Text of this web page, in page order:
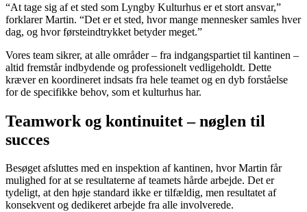
“At tage sig af et sted som Lyngby Kulturhus er et stort ansvar,”
forklarer Martin. “Det er et sted, hvor mange mennesker samles hver
dag, og hvor førsteindtrykket betyder meget.”
Vores team sikrer, at alle områder – fra indgangspartiet til kantinen –
altid fremstår indbydende og professionelt vedligeholdt. Dette
kræver en koordineret indsats fra hele teamet og en dyb forståelse
for de specifikke behov, som et kulturhus har.
Teamwork og kontinuitet – nøglen til
succes
Besøget afsluttes med en inspektion af kantinen, hvor Martin får
mulighed for at se resultaterne af teamets hårde arbejde. Det er
tydeligt, at den høje standard ikke er tilfældig, men resultatet af
konsekvent og dedikeret arbejde fra alle involverede.